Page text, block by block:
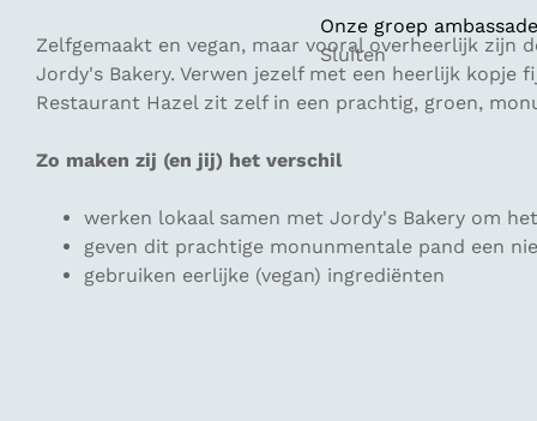
Onze groep
Sluiten
Zelfgemaakt en vegan, maar vooral overheerlijk zijn
Jordy's Bakery. Verwen jezelf met een heerlijk
Restaurant Hazel zit zelf in een prachtig, groen,
Zo maken zij (en jij) het verschil
werken lokaal samen met Jordy's Bakery om
geven dit prachtige monunmentale pand een
gebruiken eerlijke (vegan) ingrediënten